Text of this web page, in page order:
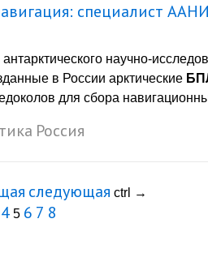
специалист
антарктического научно-
в России арктические
для сбора
Россия
следующая ctrl
→
4 5 6 7 8